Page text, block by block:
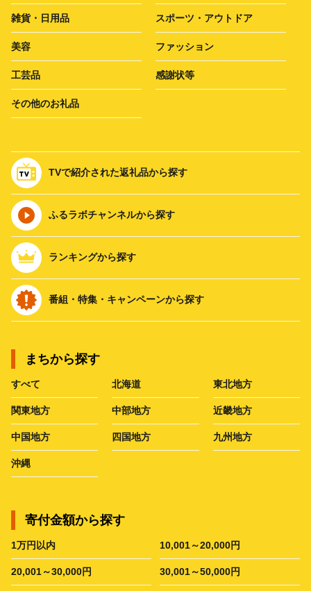
雑貨・日用品 スポーツ・アウトドア
美容 ファッション
工芸品 感謝状等
その他のお礼品
TVで紹介された返礼品から探す
ふるラボチャンネルから探す
ランキングから探す
番組・特集・キャンペーンから探す
まちから探す
すべて 北海道 東北地方
関東地方 中部地方 近畿地方
中国地方 四国地方 九州地方
沖縄
寄付金額から探す
1万円以内 10,001～20,000円
20,001～30,000円 30,001～50,000円